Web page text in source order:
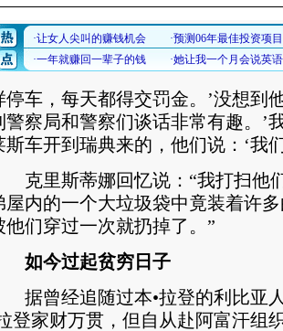
停车，每天都得交罚金。’没想到
警察局和警察们谈话非常有趣。’
斯车开到瑞典来的，他们说：‘我
里斯蒂娜回忆说：“我打扫他
屋内的一个大垃圾袋中竟装着许
他们穿过一次就扔掉了。”
如今过起贫穷日子
曾经追随过本•拉登的利比亚人
登家财万贯，但自从赴阿富汗组